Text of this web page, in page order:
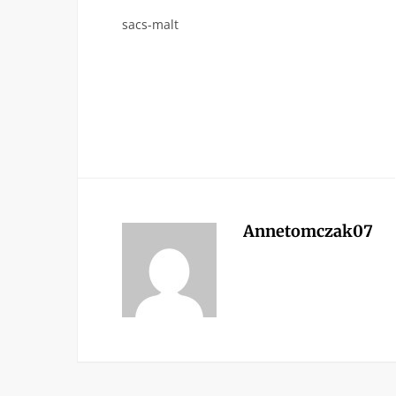
sacs-malt
Annetomczak07